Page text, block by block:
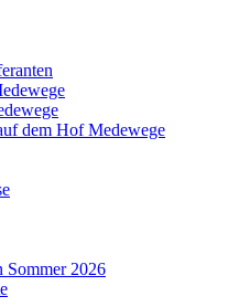
dem Hof Medewege
Sommer 2026